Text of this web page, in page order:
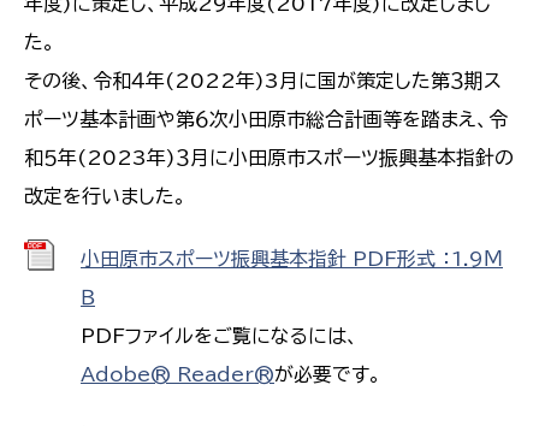
た。
その後、令和４年(2022年)3月に国が策定した第３期ス
ポーツ基本計画や第６次小田原市総合計画等を踏まえ、令
和５年(2023年)３月に小田原市スポーツ振興基本指針の
改定を行いました。
小田原市スポーツ振興基本指針 PDF形式 ：1.9Ｍ
Ｂ
PDFファイルをご覧になるには、
Adobe® Reader®が必要です。